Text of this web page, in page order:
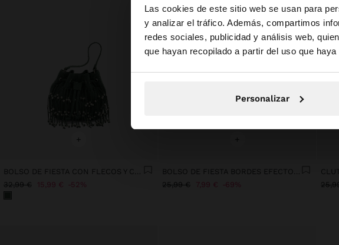
Las cookies de este sitio web se usan para
y analizar el tráfico. Además, compartimos
redes sociales, publicidad y análisis web,
que hayan recopilado a partir del uso que
Personalizar
hola
Estás accediendo a la web de
+
BOLSO DE FIESTA CON FLECOS Y CUENTAS
32,99 € 15,99 € 52%
BOLSO DE FIESTA BORDES EFECTO PELO
25,99 € 7,99 € 69%